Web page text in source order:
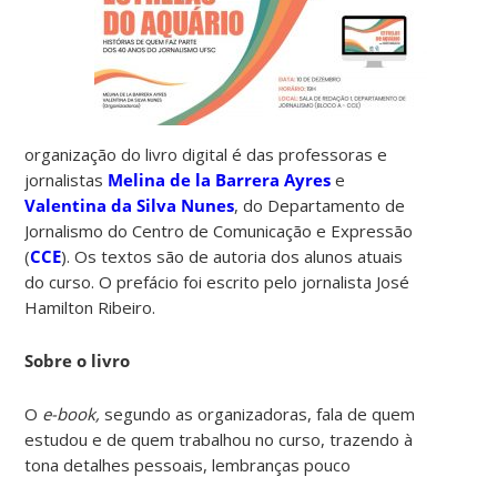
organização do livro digital é das professoras e
jornalistas Melina de la Barrera Ayres e
Valentina da Silva Nunes, do Departamento de
Jornalismo do Centro de Comunicação e Expressão
(CCE). Os textos são de autoria dos alunos atuais
do curso. O prefácio foi escrito pelo jornalista José
Hamilton Ribeiro.
Sobre o livro
O e-book,segundo as organizadoras, fala de quem
estudou e de quem trabalhou no curso, trazendo à
tona detalhes pessoais, lembranças pouco